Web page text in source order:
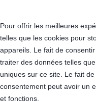
Pour offrir les meilleures
telles que les cookies pour
appareils. Le fait de
traiter des données telles
uniques sur ce site. Le fait
consentement peut avoir un
et fonctions.